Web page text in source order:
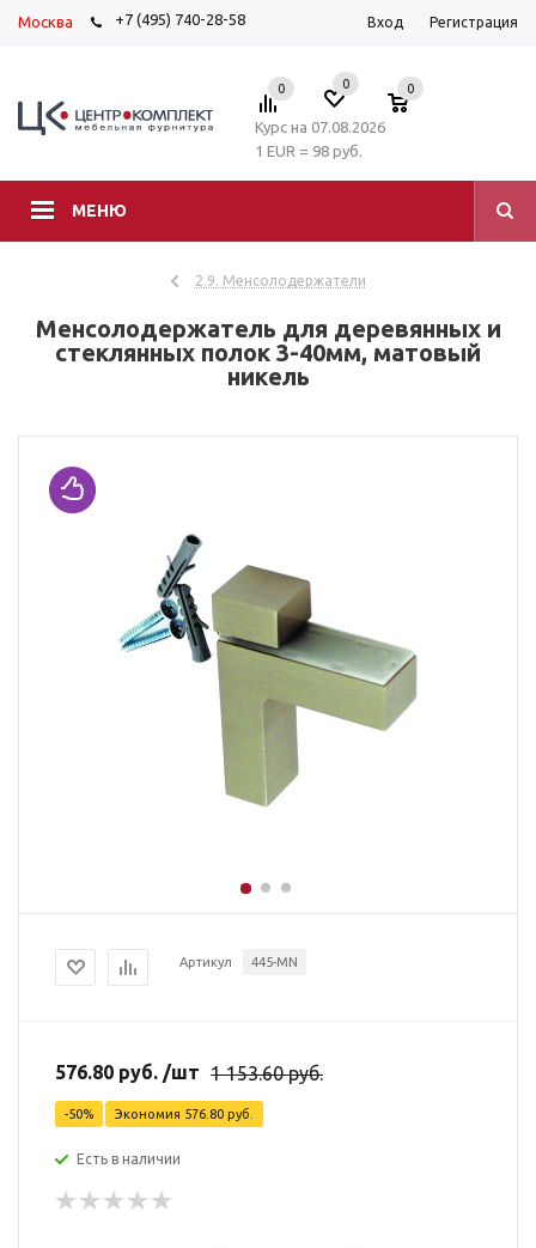
Москва +7 (495) 740-28-58 Вход Регистрация
МЕНЮ
0 0 0
Курс на 07.08.2026
1 EUR = 98 руб.
2.9. Менсолодержатели
Менсолодержатель для деревянных и
стеклянных полок 3-40мм, матовый
никель
Артикул 445-MN
576.80 руб. /шт 1 153.60руб.
-50% Экономия 576.80 руб.
Есть в наличии